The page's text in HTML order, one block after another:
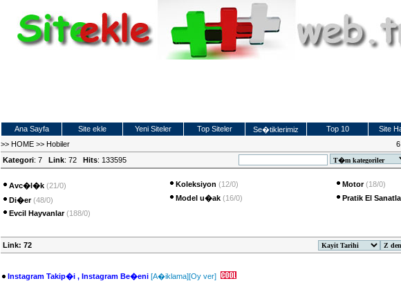
Ana Sayfa Site ekle Yeni Siteler Top Siteler Se�tiklerimiz Top 10 Site
>> HOME >> Hobiler
Kategori: 7 Link: 72 Hits: 133595
Avc�l�k (21/0)
Di�er (48/0)
Evcil Hayvanlar (188/0)
Koleksiyon (12/0)
Model u�ak (16/0)
Motor (18/0)
Pratik El
Link: 72
Instagram Takip�i , Instagram Be�eni [A�iklama][Oy ver]